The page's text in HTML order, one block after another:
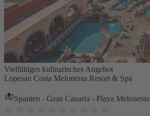
Vielfältiges kulinarisches Angebot
Lopesan Costa Meloneras Resort & Spa
Spanien - Gran Canaria - Playa Meloneras